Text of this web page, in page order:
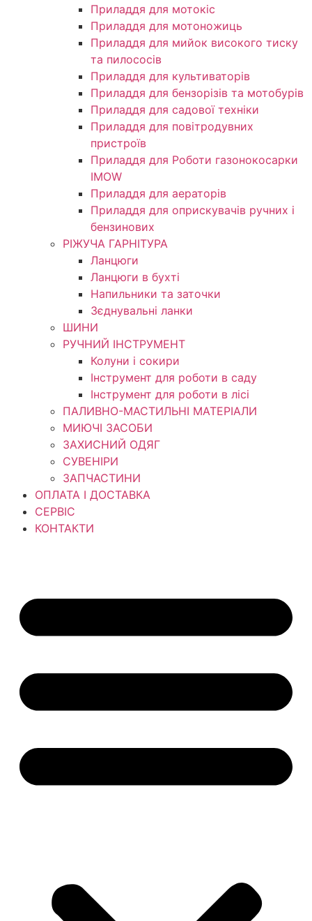
Приладдя для мотокіс
Приладдя для мотоножиць
Приладдя для мийок високого тиску
та пилососів
Приладдя для культиваторів
Приладдя для бензорізів та мотобурів
Приладдя для садової техніки
Приладдя для повітродувних
пристроїв
Приладдя для Роботи газонокосарки
IMOW
Приладдя для аераторів
Приладдя для оприскувачів ручних і
бензинових
РІЖУЧА ГАРНІТУРА
Ланцюги
Ланцюги в бухті
Напильники та заточки
Зєднувальні ланки
ШИНИ
РУЧНИЙ ІНСТРУМЕНТ
Колуни і сокири
Інструмент для роботи в саду
Інструмент для роботи в лісі
ПАЛИВНО-МАСТИЛЬНІ МАТЕРІАЛИ
МИЮЧІ ЗАСОБИ
ЗАХИСНИЙ ОДЯГ
СУВЕНІРИ
ЗАПЧАСТИНИ
ОПЛАТА І ДОСТАВКА
СЕРВІС
КОНТАКТИ